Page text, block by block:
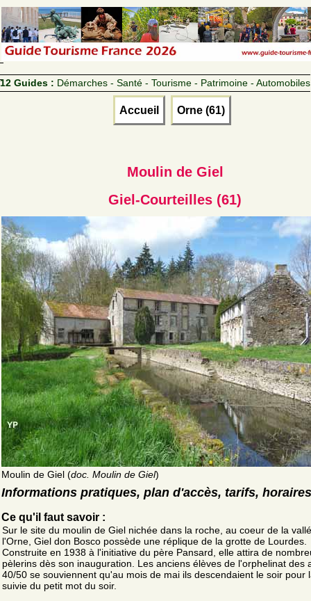
12 Guides : Démarches - Santé - Tourisme - Patrimoine - Automobiles
Accueil Orne (61)
Moulin de Giel
Giel-Courteilles (61)
Moulin de Giel (doc. Moulin de Giel)
Informations pratiques, plan d'accès, tarifs, horaires
Ce qu'il faut savoir :
Sur le site du moulin de Giel nichée dans la roche, au coeur de la
l'Orne, Giel don Bosco possède une réplique de la grotte de Lourdes.
Construite en 1938 à l'initiative du père Pansard, elle attira de
pèlerins dès son inauguration. Les anciens élèves de l'orphelinat des
40/50 se souviennent qu'au mois de mai ils descendaient le soir pour
suivie du petit mot du soir.